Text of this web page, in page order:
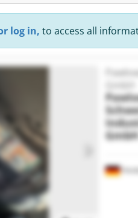
log in, to access all
GmbH